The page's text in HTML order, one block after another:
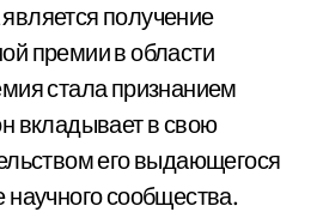
получение
премии в области
стала признанием
вкладывает в свою
его выдающегося
научного сообщества.